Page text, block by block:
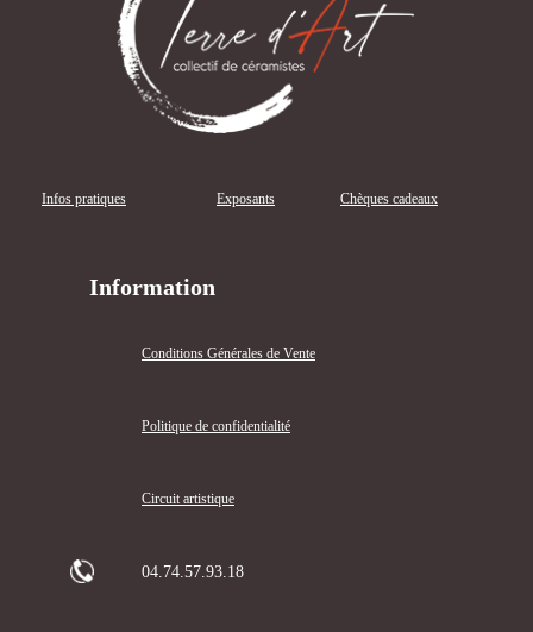
Infos pratiques Exposants Chèques cadeaux
Information
Conditions Générales de Vente
Politique de confidentialité
Circuit artistique
04.74.57.93.18